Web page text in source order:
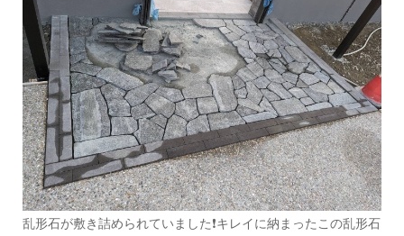
乱形石が敷き詰められていました❗キレイに納まったこの乱形石